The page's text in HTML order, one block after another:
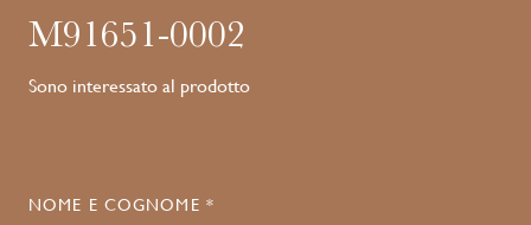
M91651-0002
Sono interessato al prodotto
NOME E COGNOME *